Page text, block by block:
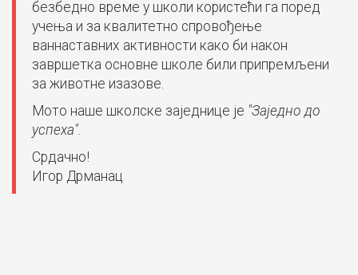
безбедно време у школи користећи га поред
учења и за квалитетно спровођење
ваннаставних активности како би након
завршетка основне школе били припремљени
за животне изазове.
Мото наше школске заједнице је "Заједно до
успеха".
Срдачно!
Игор Дрманац